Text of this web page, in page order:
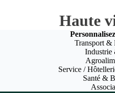
Haute
Transport &
Industrie
Service /
Santé &